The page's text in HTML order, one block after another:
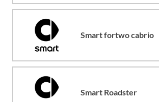
Smart fortwo cabrio
Smart Roadster